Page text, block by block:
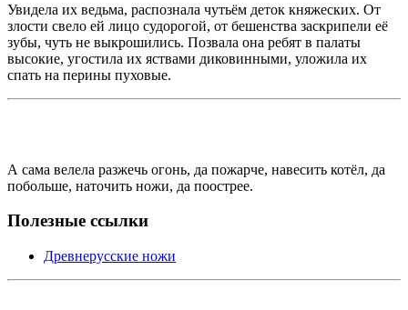
Увидела их ведьма, распознала чутьём деток княжеских. От
злости свело ей лицо судорогой, от бешенства заскрипели её
зубы, чуть не выкрошились. Позвала она ребят в палаты
высокие, угостила их яствами диковинными, уложила их
спать на перины пуховые.
А сама велела разжечь огонь, да пожарче, навесить котёл, да
побольше, наточить ножи, да поострее.
Полезные ссылки
Древнерусские ножи